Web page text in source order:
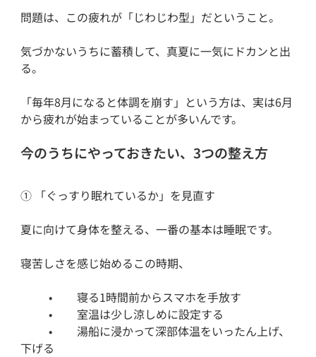
問題は、この疲れが「じわじわ型」だということ。
気づかないうちに蓄積して、真夏に一気にドカンと出
る。
「毎年8月になると体調を崩す」という方は、実は6月
から疲れが始まっていることが多いんです。
今のうちにやっておきたい、3つの整え方
① 「ぐっすり眠れているか」を見直す
夏に向けて身体を整える、一番の基本は睡眠です。
寝苦しさを感じ始めるこの時期、
	•	寝る1時間前からスマホを手放す
	•	室温は少し涼しめに設定する
	•	湯船に浸かって深部体温をいったん上げ、
下げる